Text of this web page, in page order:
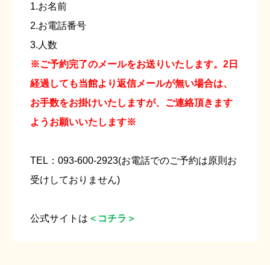
1.お名前
2.お電話番号
3.人数
※ご予約完了のメールをお送りいたします。2日
経過しても当館より返信メールが無い場合は、
お手数をお掛けいたしますが、ご連絡頂きます
ようお願いいたします※
TEL：093-600-2923(お電話でのご予約は原則お
受けしておりません)
公式サイトは ＜コチラ＞